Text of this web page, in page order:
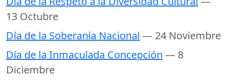
13 Octubre
Día de la Soberanía Nacional — 24 Noviembre
Día de la Inmaculada Concepción — 8
Diciembre